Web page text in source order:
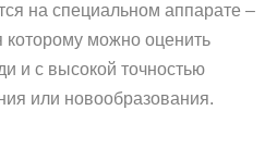
на специальном аппарате –
можно оценить
и с высокой точностью
или новообразования.